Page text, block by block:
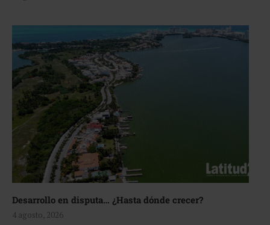
Desarrollo en disputa… ¿Hasta dónde crecer?
4 agosto, 2026